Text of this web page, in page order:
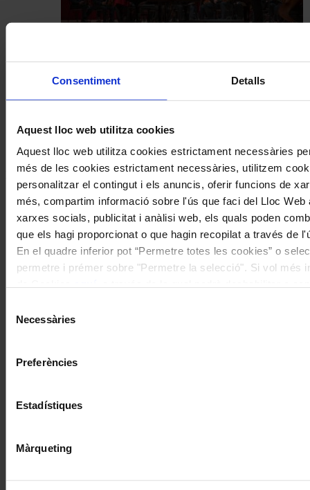
Consentiment Detalls
Aquest lloc web utilitza cookies
Aquest lloc web utilitza cookies estrictament necessàries
més de les cookies estrictament necessàries, utilitzem
personalitzar el contingut i els anuncis, oferir funcions de
més, compartim informació sobre l'ús que faci del Lloc Web
xarxes socials, publicitat i anàlisi web, els quals poden
que els hagi proporcionat o que hagin recopilat a través de
En el quadre inferior pot “Permetre totes les cookies” o
permetre i prémer sobre "Permetre la selecció". Si vol més
Necessàries
Preferències
Estadístiques
Màrqueting
Concerts
Coneix la nostra publicació
I gaudeix a més dels següents descomptes:
20% als concerts del Palau de la Música Catalana
Descomptes a altres cicles de concerts col·laboradors